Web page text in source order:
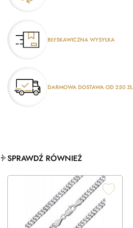
BŁYSKAWICZNA WYSYŁKA
DARMOWA DOSTAWA OD 250 ZŁ
SPRAWDŹ RÓWNIEŻ